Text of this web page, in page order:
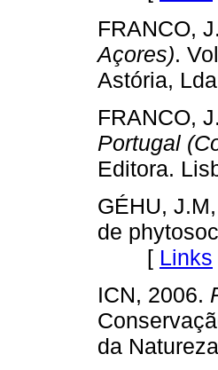
FRANCO,
Açores).
Astória,
FRANCO,
Portugal
Editora.
GÉHU,
de
[ Links
ICN, 2006.
da